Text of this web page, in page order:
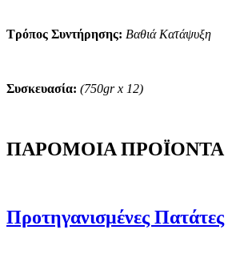
Τρόπος Συντήρησης: Βαθιά Κατάψυξη
Συσκευασία: (750gr x 12)
ΠΑΡΟΜΟΙΑ ΠΡΟΪΟΝΤΑ
Προτηγανισμένες Πατάτες